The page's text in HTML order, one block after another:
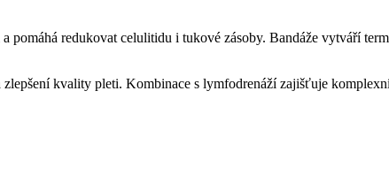
redukovat celulitidu i tukové zásoby. Bandáže vytváří
kvality pleti. Kombinace s lymfodrenáží zajišťuje